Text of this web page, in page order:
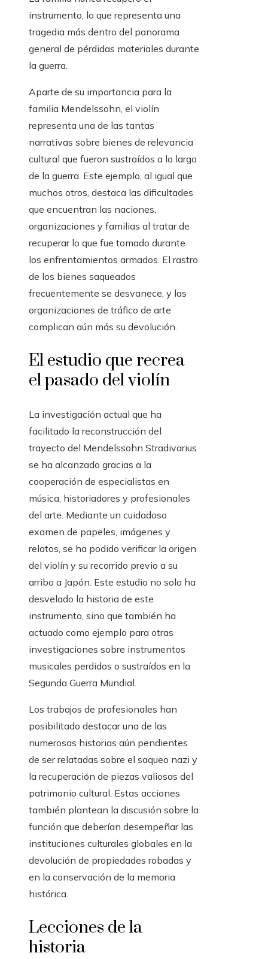
instrumento, lo que representa una
tragedia más dentro del panorama
general de pérdidas materiales durante
la guerra.
Aparte de su importancia para la
familia Mendelssohn, el violín
representa una de las tantas
narrativas sobre bienes de relevancia
cultural que fueron sustraídos a lo largo
de la guerra. Este ejemplo, al igual que
muchos otros, destaca las dificultades
que encuentran las naciones,
organizaciones y familias al tratar de
recuperar lo que fue tomado durante
los enfrentamientos armados. El rastro
de los bienes saqueados
frecuentemente se desvanece, y las
organizaciones de tráfico de arte
complican aún más su devolución.
El estudio que recrea
el pasado del violín
La investigación actual que ha
facilitado la reconstrucción del
trayecto del Mendelssohn Stradivarius
se ha alcanzado gracias a la
cooperación de especialistas en
música, historiadores y profesionales
del arte. Mediante un cuidadoso
examen de papeles, imágenes y
relatos, se ha podido verificar la origen
del violín y su recorrido previo a su
arribo a Japón. Este estudio no solo ha
desvelado la historia de este
instrumento, sino que también ha
actuado como ejemplo para otras
investigaciones sobre instrumentos
musicales perdidos o sustraídos en la
Segunda Guerra Mundial.
Los trabajos de profesionales han
posibilitado destacar una de las
numerosas historias aún pendientes
de ser relatadas sobre el saqueo nazi y
la recuperación de piezas valiosas del
patrimonio cultural. Estas acciones
también plantean la discusión sobre la
función que deberían desempeñar las
instituciones culturales globales en la
devolución de propiedades robadas y
en la conservación de la memoria
histórica.
Lecciones de la
historia